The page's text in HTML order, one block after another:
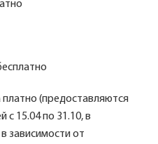
(предоставляются
с 15.04 по 31.10, в
зависимости от